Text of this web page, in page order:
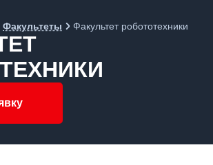
Факультеты Факультет робототехники